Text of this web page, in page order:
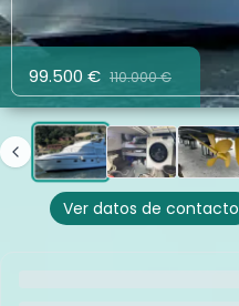
99.500 € 110.000 €
Ver datos de contacto